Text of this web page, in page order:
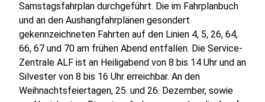
Samstagsfahrplan durchgeführt. Die im Fahrplanbuch
und an den Aushangfahrplänen gesondert
gekennzeichneten Fahrten auf den Linien 4, 5, 26, 64,
66, 67 und 70 am frühen Abend entfallen. Die Service-
Zentrale ALF ist an Heiligabend von 8 bis 14 Uhr und an
Silvester von 8 bis 16 Uhr erreichbar. An den
Weihnachtsfeiertagen, 25. und 26. Dezember, sowie